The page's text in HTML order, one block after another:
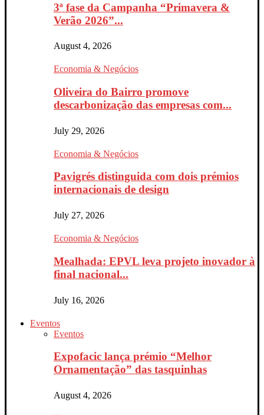
3ª fase da Campanha “Primavera &
Verão 2026”...
August 4, 2026
Economia & Negócios
Oliveira do Bairro promove
descarbonização das empresas com...
July 29, 2026
Economia & Negócios
Pavigrés distinguida com dois prémios
internacionais de design
July 27, 2026
Economia & Negócios
Mealhada: EPVL leva projeto inovador à
final nacional...
July 16, 2026
Eventos
Eventos
Expofacic lança prémio “Melhor
Ornamentação” das tasquinhas
August 4, 2026